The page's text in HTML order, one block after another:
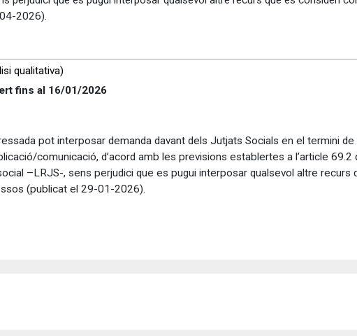
2026).
qualitativa)
fins al 16/01/2026
pot interposar demanda davant dels Jutjats Socials en el termini
comunicació, d’acord amb les previsions establertes a l’article
–LRJS-, sens perjudici que es pugui interposar qualsevol altre recurs
(publicat el 29-01-2026).